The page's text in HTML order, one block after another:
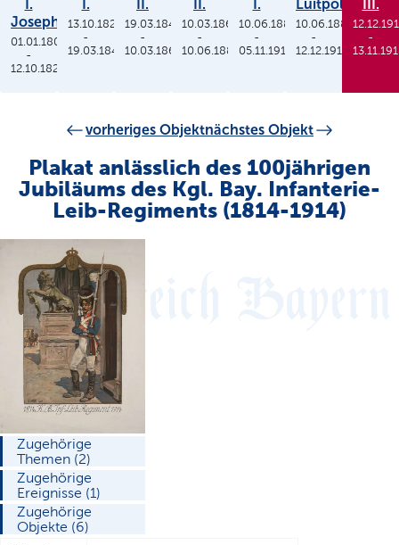
I.
Joseph
01.01.1806
-
12.10.1825
I.
13.10.1825
-
19.03.1848
II.
19.03.1848
-
10.03.1864
II.
10.03.1864
-
10.06.1886
I.
10.06.1886
-
05.11.1913
Luitpold
10.06.1886
-
12.12.1912
III.
-
vorheriges Objektnächstes Objekt
Plakat anlässlich des 100jährigen
Jubiläums des Kgl. Bay. Infanterie-
Leib-Regiments (1814-1914)
Zugehörige
Themen (2)
Zugehörige
Ereignisse (1)
Zugehörige
Objekte (6)